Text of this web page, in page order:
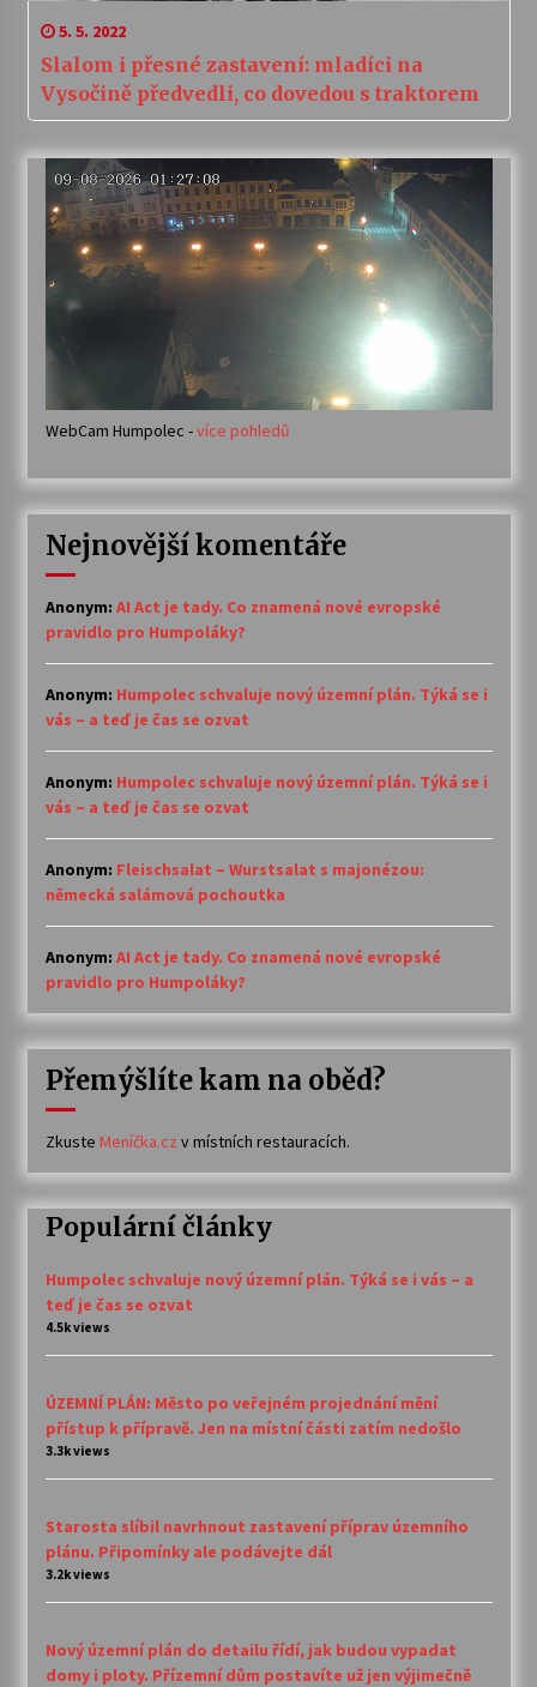
5. 5. 2022
Slalom i přesné zastavení: mladíci na
Vysočině předvedli, co dovedou s traktorem
WebCam Humpolec -více pohledů
Nejnovější komentáře
Anonym: AI Act je tady. Co znamená nové evropské
pravidlo pro Humpoláky?
Anonym: Humpolec schvaluje nový územní plán. Týká se i
vás – a teď je čas se ozvat
Anonym: Humpolec schvaluje nový územní plán. Týká se i
vás – a teď je čas se ozvat
Anonym: Fleischsalat – Wurstsalat s majonézou:
německá salámová pochoutka
Anonym: AI Act je tady. Co znamená nové evropské
pravidlo pro Humpoláky?
Přemýšlíte kam na oběd?
Zkuste Meníčka.cz v místních restauracích.
Populární články
Humpolec schvaluje nový územní plán. Týká se i vás – a
teď je čas se ozvat
4.5k views
ÚZEMNÍ PLÁN: Město po veřejném projednání mění
přístup k přípravě. Jen na místní části zatím nedošlo
3.3k views
Starosta slíbil navrhnout zastavení příprav územního
plánu. Připomínky ale podávejte dál
3.2k views
Nový územní plán do detailu řídí, jak budou vypadat
domy i ploty. Přízemní dům postavíte už jen výjimečně